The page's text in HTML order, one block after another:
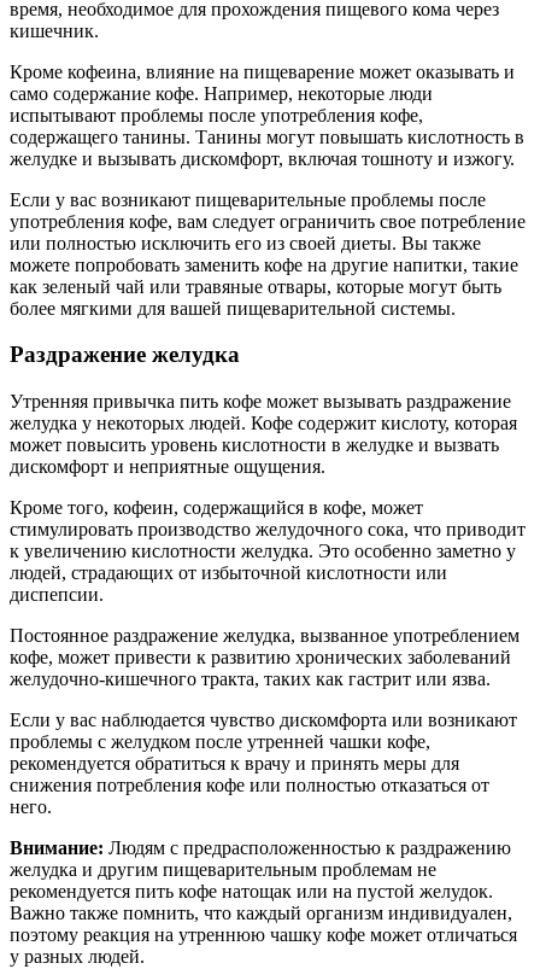
время, необходимое для прохождения пищевого кома через
кишечник.
Кроме кофеина, влияние на пищеварение может оказывать и
само содержание кофе. Например, некоторые люди
испытывают проблемы после употребления кофе,
содержащего танины. Танины могут повышать кислотность в
желудке и вызывать дискомфорт, включая тошноту и изжогу.
Если у вас возникают пищеварительные проблемы после
употребления кофе, вам следует ограничить свое потребление
или полностью исключить его из своей диеты. Вы также
можете попробовать заменить кофе на другие напитки, такие
как зеленый чай или травяные отвары, которые могут быть
более мягкими для вашей пищеварительной системы.
Раздражение желудка
Утренняя привычка пить кофе может вызывать раздражение
желудка у некоторых людей. Кофе содержит кислоту, которая
может повысить уровень кислотности в желудке и вызвать
дискомфорт и неприятные ощущения.
Кроме того, кофеин, содержащийся в кофе, может
стимулировать производство желудочного сока, что приводит
к увеличению кислотности желудка. Это особенно заметно у
людей, страдающих от избыточной кислотности или
диспепсии.
Постоянное раздражение желудка, вызванное употреблением
кофе, может привести к развитию хронических заболеваний
желудочно-кишечного тракта, таких как гастрит или язва.
Если у вас наблюдается чувство дискомфорта или возникают
проблемы с желудком после утренней чашки кофе,
рекомендуется обратиться к врачу и принять меры для
снижения потребления кофе или полностью отказаться от
него.
Внимание: Людям с предрасположенностью к раздражению
желудка и другим пищеварительным проблемам не
рекомендуется пить кофе натощак или на пустой желудок.
Важно также помнить, что каждый организм индивидуален,
поэтому реакция на утреннюю чашку кофе может отличаться
у разных людей.